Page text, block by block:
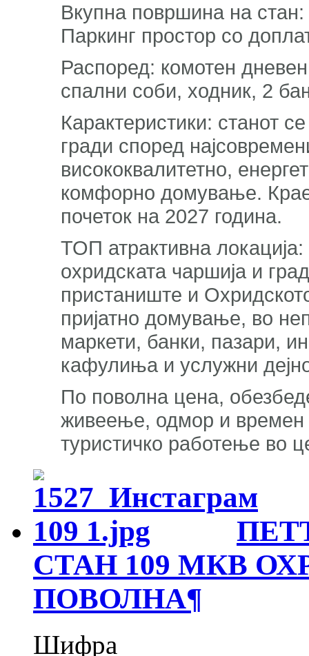
Вкупна површина на стан:
Паркинг простор со
Распоред: комотен дневен
спални соби, ходник, 2
Карактеристики: станот
гради според
висококвалитетно,
комфорно домување.
почеток на 2027 година.
ТОП атрактивна
охридската чаршија и
пристаниште и
пријатно домување, во
маркети, банки, пазари,
кафулиња и услужни
По поволна цена,
живеење, одмор и времен
туристичко работење во
СТАН 109 МКВ
ПОВОЛНА¶
Шифра